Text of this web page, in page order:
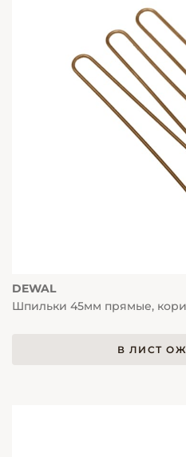
DEWAL
Шпильки 45мм прямые,
В ЛИСТ